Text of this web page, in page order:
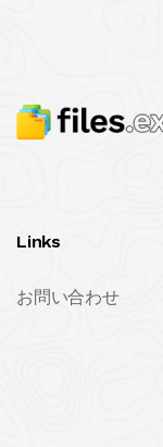
Links
お問い合わせ